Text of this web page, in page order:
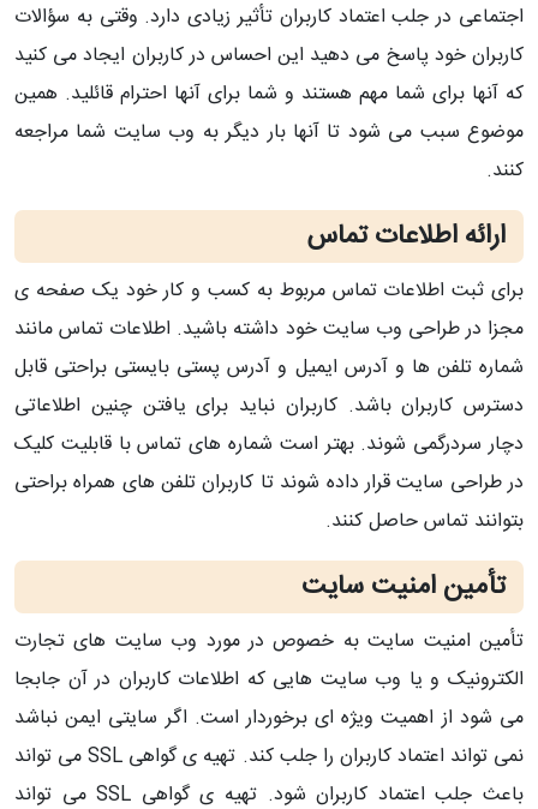
اجتماعی در جلب اعتماد کاربران تأثیر زیادی دارد. وقتی به سؤالات
کاربران خود پاسخ می دهید این احساس در کاربران ایجاد می کنید
که آنها برای شما مهم هستند و شما برای آنها احترام قائلید. همین
موضوع سبب می شود تا آنها بار دیگر به وب سایت شما مراجعه
کنند.
ارائه اطلاعات تماس
برای ثبت اطلاعات تماس مربوط به کسب و کار خود یک صفحه ی
مجزا در طراحی وب سایت خود داشته باشید. اطلاعات تماس مانند
شماره تلفن ها و آدرس ایمیل و آدرس پستی بایستی براحتی قابل
دسترس کاربران باشد. کاربران نباید برای یافتن چنین اطلاعاتی
دچار سردرگمی شوند. بهتر است شماره های تماس با قابلیت کلیک
در طراحی سایت قرار داده شوند تا کاربران تلفن های همراه براحتی
بتوانند تماس حاصل کنند.
تأمین امنیت سایت
تأمین امنیت سایت به خصوص در مورد وب سایت های تجارت
الکترونیک و یا وب سایت هایی که اطلاعات کاربران در آن جابجا
می شود از اهمیت ویژه ای برخوردار است. اگر سایتی ایمن نباشد
نمی تواند اعتماد کاربران را جلب کند. تهیه ی گواهی SSL می تواند
باعث جلب اعتماد کاربران شود. تهیه ی گواهی SSL می تواند